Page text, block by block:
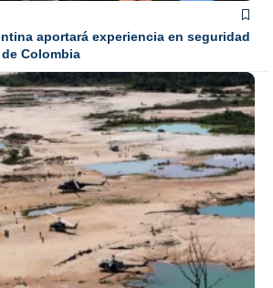
aportará experiencia en seguridad
Colombia